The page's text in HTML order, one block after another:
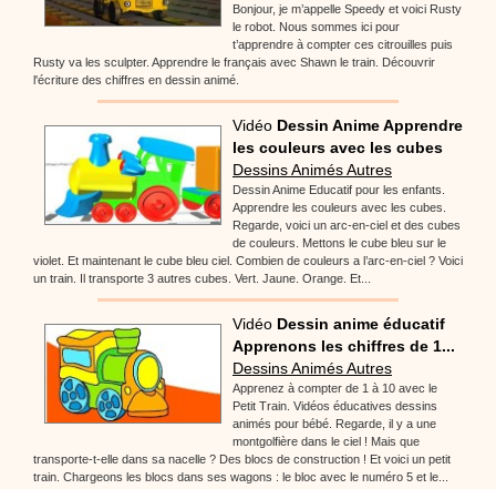
Bonjour, je m’appelle Speedy et voici Rusty
le robot. Nous sommes ici pour
t’apprendre à compter ces citrouilles puis
Rusty va les sculpter. Apprendre le français avec Shawn le train. Découvrir
l'écriture des chiffres en dessin animé.
Vidéo Dessin Anime Apprendre
les couleurs avec les cubes
Dessins Animés Autres
Dessin Anime Educatif pour les enfants.
Apprendre les couleurs avec les cubes.
Regarde, voici un arc-en-ciel et des cubes
de couleurs. Mettons le cube bleu sur le
violet. Et maintenant le cube bleu ciel. Combien de couleurs a l’arc-en-ciel ? Voici
un train. Il transporte 3 autres cubes. Vert. Jaune. Orange. Et...
Vidéo Dessin anime éducatif
Apprenons les chiffres de 1...
Dessins Animés Autres
Apprenez à compter de 1 à 10 avec le
Petit Train. Vidéos éducatives dessins
animés pour bébé. Regarde, il y a une
montgolfière dans le ciel ! Mais que
transporte-t-elle dans sa nacelle ? Des blocs de construction ! Et voici un petit
train. Chargeons les blocs dans ses wagons : le bloc avec le numéro 5 et le...